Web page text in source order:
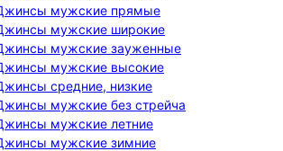
мужские прямые
мужские широкие
мужские зауженные
мужские высокие
средние, низкие
мужские без стрейча
мужские летние
мужские зимние